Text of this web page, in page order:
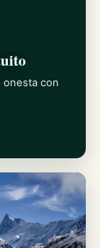
onesta con